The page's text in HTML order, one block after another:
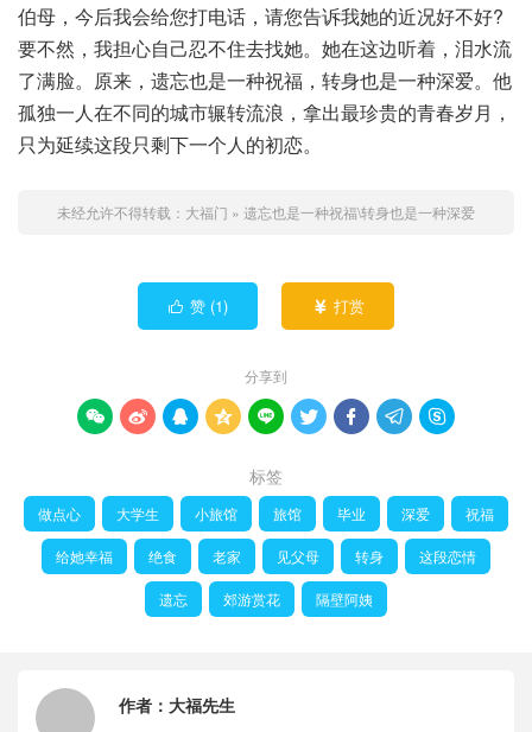
伯母，今后我会给您打电话，请您告诉我她的近况好不好?
要不然，我担心自己忍不住去找她。她在这边听着，泪水流
了满脸。原来，遗忘也是一种祝福，转身也是一种深爱。他
孤独一人在不同的城市辗转流浪，拿出最珍贵的青春岁月，
只为延续这段只剩下一个人的初恋。
未经允许不得转载： 大福门 » 遗忘也是一种祝福\转身也是一种深爱
 赞 (1)  打赏
分享到
        
标签
做点心 大学生 小旅馆 旅馆 毕业 深爱 祝福
给她幸福 绝食 老家 见父母 转身 这段恋情
遗忘 郊游赏花 隔壁阿姨
作者： 大福先生